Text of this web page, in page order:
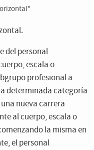
del personal
escala o
profesional a
determinada categoría
nueva carrera
al cuerpo, escala o
la misma en
el personal